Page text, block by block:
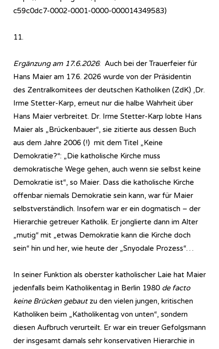
c59c0dc7-0002-0001-0000-000014349583)
11.
Ergänzung am 17.6.2026: Auch bei der Trauerfeier für
Hans Maier am 17.6. 2026 wurde von der Präsidentin
des Zentralkomitees der deutschen Katholiken (ZdK) ,Dr.
Irme Stetter-Karp, erneut nur die halbe Wahrheit über
Hans Maier verbreitet. Dr. Irme Stetter-Karp lobte Hans
Maier als „Brückenbauer“, sie zitierte aus dessen Buch
aus dem Jahre 2006 (!) mit dem Titel „Keine
Demokratie?“: „Die katholische Kirche muss
demokratische Wege gehen, auch wenn sie selbst keine
Demokratie ist“, so Maier. Dass die katholische Kirche
offenbar niemals Demokratie sein kann, war für Maier
selbstverständlich. Insofern war er ein dogmatisch – der
Hierarchie getreuer Katholik. Er jonglierte dann im Alter
„mutig“ mit „etwas Demokratie kann die Kirche doch
sein“ hin und her, wie heute der „Snyodale Prozess“…
In seiner Funktion als oberster katholischer Laie hat Maier
jedenfalls beim Katholikentag in Berlin 1980 de facto
keine Brücken gebautzu den vielen jungen, kritischen
Katholiken beim „Katholikentag von unten“, sondern
diesen Aufbruch verurteilt. Er war ein treuer Gefolgsmann
der insgesamt damals sehr konservativen Hierarchie in